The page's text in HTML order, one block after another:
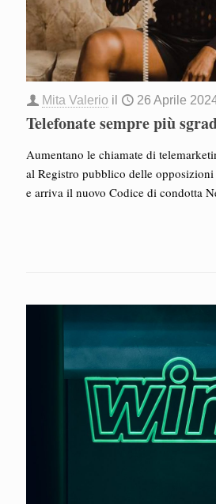
Mita Valerio il 26 Aprile
Telefonate sempre più
Aumentano le chiamate di
al Registro pubblico delle
e arriva il nuovo Codice di condotta